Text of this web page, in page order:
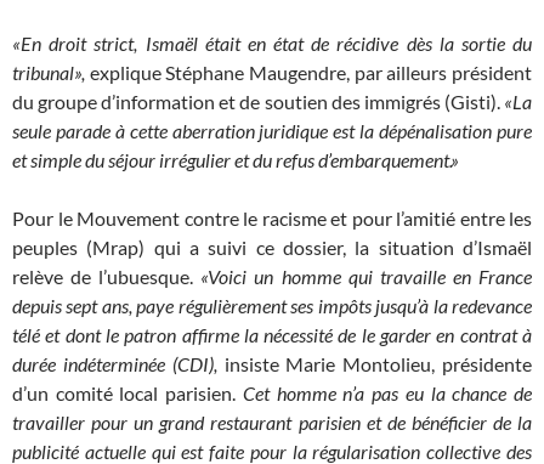
«En droit strict, Ismaël était en état de récidive dès la sortie du
tribunal», explique Stéphane Maugendre, par ailleurs président
du groupe d’information et de soutien des immigrés (Gisti). «La
seule parade à cette aberration juridique est la dépénalisation pure
et simple du séjour irrégulier et du refus d’embarquement.»
Pour le Mouvement contre le racisme et pour l’amitié entre les
peuples (Mrap) qui a suivi ce dossier, la situation d’Ismaël
relève de l’ubuesque. «Voici un homme qui travaille en France
depuis sept ans, paye régulièrement ses impôts jusqu’à la redevance
télé et dont le patron affirme la nécessité de le garder en contrat à
durée indéterminée (CDI), insiste Marie Montolieu, présidente
d’un comité local parisien. Cet homme n’a pas eu la chance de
travailler pour un grand restaurant parisien et de bénéficier de la
publicité actuelle qui est faite pour la régularisation collective des